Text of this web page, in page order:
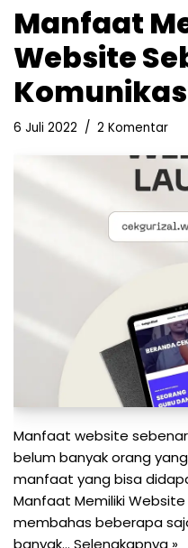
Manfaat
Website
6 Juli 2022 2 Komentar
Manfaat website
belum banyak orang
manfaat yang bisa
Manfaat Memiliki
membahas beberapa
banyak… Selengkapnya »